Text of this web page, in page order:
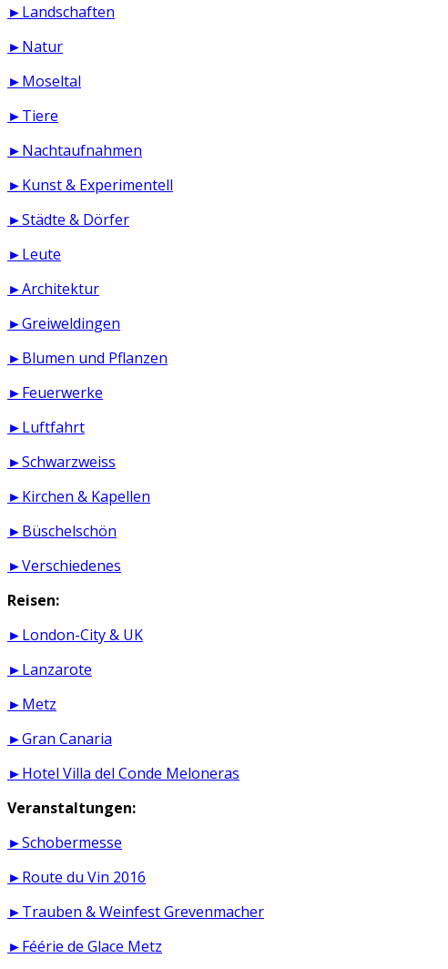
►Landschaften
►Natur
►Moseltal
►Tiere
►Nachtaufnahmen
►Kunst & Experimentell
►Städte & Dörfer
►Leute
►Architektur
►Greiweldingen
►Blumen und Pflanzen
►Feuerwerke
►Luftfahrt
►Schwarzweiss
►Kirchen & Kapellen
►Büschelschön
►Verschiedenes
Reisen:
►London-City & UK
►Lanzarote
►Metz
►Gran Canaria
►Hotel Villa del Conde Meloneras
Veranstaltungen:
►Schobermesse
►Route du Vin 2016
►Trauben & Weinfest Grevenmacher
►Féérie de Glace Metz